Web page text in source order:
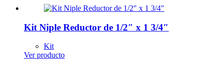
Kit Niple Reductor de 1/2″ x 1 3/4″
Kit
Ver producto